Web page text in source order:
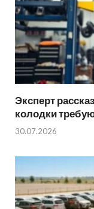
Эксперт
колодки
30.07.2026